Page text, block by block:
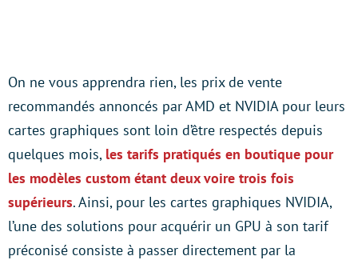
On ne vous apprendra rien, les prix de vente
recommandés annoncés par AMD et NVIDIA pour leurs
cartes graphiques sont loin d’être respectés depuis
quelques mois, les tarifs pratiqués en boutique pour
les modèles custom étant deux voire trois fois
supérieurs. Ainsi, pour les cartes graphiques NVIDIA,
l’une des solutions pour acquérir un GPU à son tarif
préconisé consiste à passer directement par la